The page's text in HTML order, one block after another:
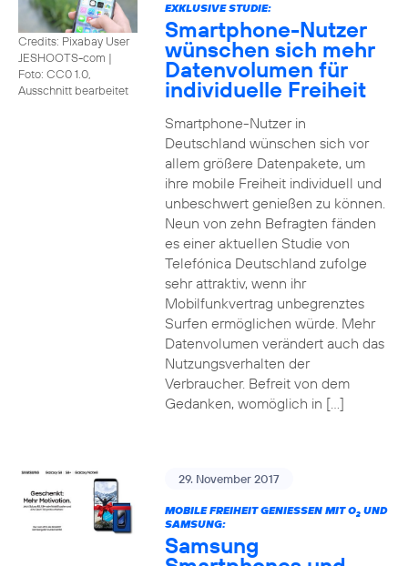
Credits: Pixabay User
JESHOOTS-com |
Foto: CC0 1.0,
Ausschnitt bearbeitet
EXKLUSIVE STUDIE:
Smartphone-Nutzer
wünschen sich mehr
Datenvolumen für
individuelle Freiheit
Smartphone-Nutzer in
Deutschland wünschen sich vor
allem größere Datenpakete, um
ihre mobile Freiheit individuell und
unbeschwert genießen zu können.
Neun von zehn Befragten fänden
es einer aktuellen Studie von
Telefónica Deutschland zufolge
sehr attraktiv, wenn ihr
Mobilfunkvertrag unbegrenztes
Surfen ermöglichen würde. Mehr
Datenvolumen verändert auch das
Nutzungsverhalten der
Verbraucher. Befreit von dem
Gedanken, womöglich in […]
29. November 2017
MOBILE FREIHEIT GENIESSEN MIT O 2UND
SAMSUNG:
Samsung